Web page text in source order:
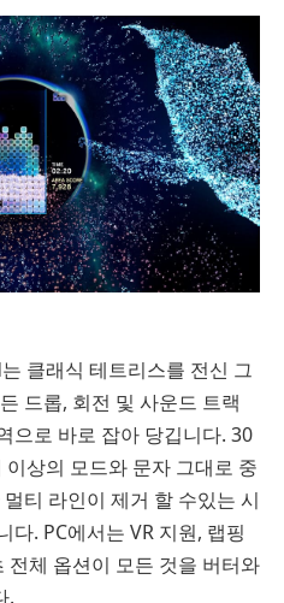
클래식 테트리스를 전신 그
드롭, 회전 및 사운드 트랙
으로 바로 잡아 당깁니다. 30
상의 모드와 문자 그대로 중
티 라인이 제거 할 수있는 시
다. PC에서는 VR 지원, 랩핑
전체 옵션이 모든 것을 버터와
.